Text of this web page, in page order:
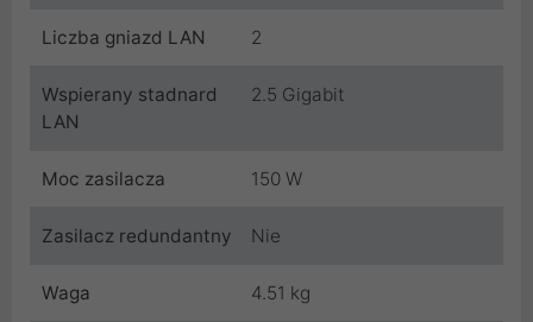
Liczba gniazd LAN 2
Wspierany stadnard
LAN
2.5 Gigabit
Moc zasilacza 150 W
Zasilacz redundantny Nie
Waga 4.51 kg